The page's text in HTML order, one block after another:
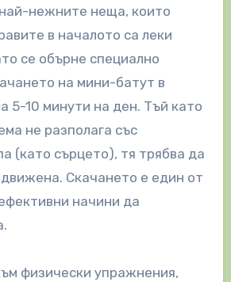
нежните неща, които
в началото са леки
се обърне специално
на мини-батут в
5-10 минути на ден. Тъй като
не разполага със
(като сърцето), тя трябва да
Скачането е един от
начини да
физически упражнения,